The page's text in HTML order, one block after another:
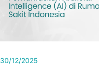
30/12/2025